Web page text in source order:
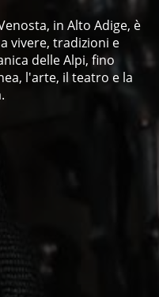
in Alto Adige, è
vivere, tradizioni e
delle Alpi, fino
l'arte, il teatro e la